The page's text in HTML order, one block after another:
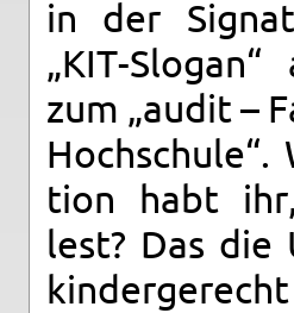
in der
„KIT-
zum „audit –
tion habt
lest? Das